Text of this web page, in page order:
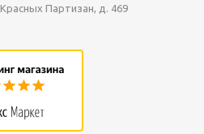
Партизан, д. 469